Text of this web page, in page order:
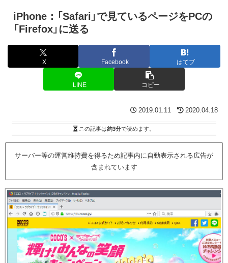
iPhone：「Safari」で見ているページをPCの
「Firefox」に送る
X Facebook はてブ
LINE コピー
2019.01.11 2020.04.18
この記事は約3分で読めます。
サーバー等の運営維持費を得るため記事内に自動表示される広告が
含まれています